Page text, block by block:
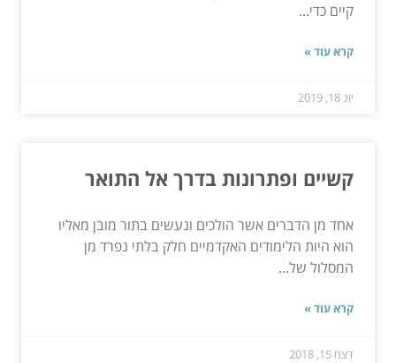
קיים כדי...
קרא עוד »
יונ 18, 2019
קשיים ופתרונות בדרך אל התואר
אחד מן הדברים אשר הולכים ונעשים בתור מובן מאליו
הוא היות הלימודים האקדמיים חלק בלתי נפרד מן
המסלול של...
קרא עוד »
דצמ 15, 2018